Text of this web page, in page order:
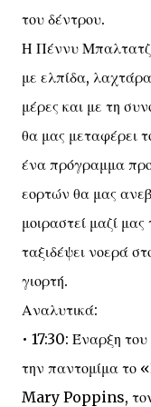
του δέντρου.
Η Πέννυ Μπαλτατζή
με ελπίδα,
μέρες και με τη
θα μας μεταφέρει
ένα πρόγραμμα
εορτών θα μας
μοιραστεί μαζί
ταξιδέψει νοερά
γιορτή.
Αναλυτικά:
• 17:30: Έναρξη
την παντομίμα το
Mary Poppins,